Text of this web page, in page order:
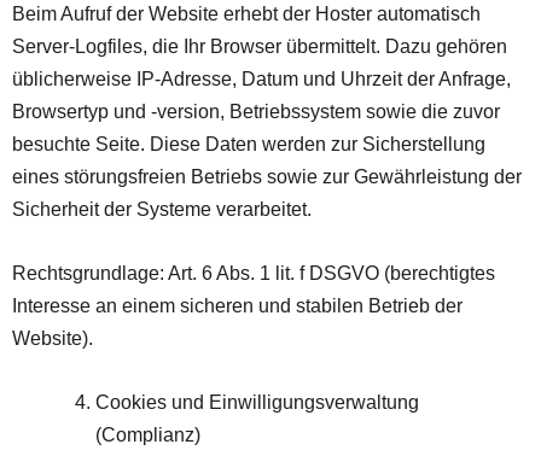
Beim Aufruf der Website erhebt der Hoster automatisch
Server-Logfiles, die Ihr Browser übermittelt. Dazu gehören
üblicherweise IP-Adresse, Datum und Uhrzeit der Anfrage,
Browsertyp und -version, Betriebssystem sowie die zuvor
besuchte Seite. Diese Daten werden zur Sicherstellung
eines störungsfreien Betriebs sowie zur Gewährleistung der
Sicherheit der Systeme verarbeitet.
Rechtsgrundlage: Art. 6 Abs. 1 lit. f DSGVO (berechtigtes
Interesse an einem sicheren und stabilen Betrieb der
Website).
Cookies und Einwilligungsverwaltung
(Complianz)